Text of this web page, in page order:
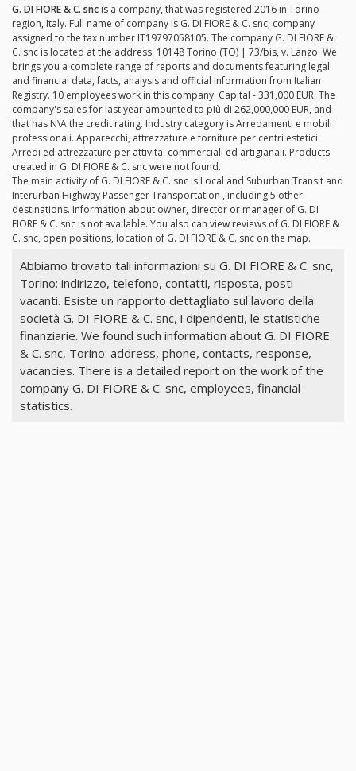
G. DI FIORE & C. snc is a company, that was registered 2016 in Torino
region, Italy. Full name of company is G. DI FIORE & C. snc, company
assigned to the tax number IT19797058105. The company G. DI FIORE &
C. snc is located at the address: 10148 Torino (TO) | 73/bis, v. Lanzo. We
brings you a complete range of reports and documents featuring legal
and financial data, facts, analysis and official information from Italian
Registry. 10 employees work in this company. Capital - 331,000 EUR. The
company's sales for last year amounted to più di 262,000,000 EUR, and
that has N\A the credit rating. Industry category is Arredamenti e mobili
professionali. Apparecchi, attrezzature e forniture per centri estetici.
Arredi ed attrezzature per attivita' commerciali ed artigianali. Products
created in G. DI FIORE & C. snc were not found.
The main activity of G. DI FIORE & C. snc is Local and Suburban Transit and
Interurban Highway Passenger Transportation , including 5 other
destinations. Information about owner, director or manager of G. DI
FIORE & C. snc is not available. You also can view reviews of G. DI FIORE &
C. snc, open positions, location of G. DI FIORE & C. snc on the map.
Abbiamo trovato tali informazioni su G. DI FIORE & C. snc,
Torino: indirizzo, telefono, contatti, risposta, posti
vacanti. Esiste un rapporto dettagliato sul lavoro della
società G. DI FIORE & C. snc, i dipendenti, le statistiche
finanziarie. We found such information about G. DI FIORE
& C. snc, Torino: address, phone, contacts, response,
vacancies. There is a detailed report on the work of the
company G. DI FIORE & C. snc, employees, financial
statistics.